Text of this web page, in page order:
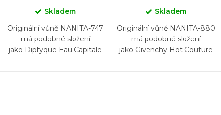
Skladem
Originální vůně NANITA-747
má podobné složení
jako Diptyque Eau Capitale
Skladem
Originální vůně NANITA-880
má podobné složení
jako Givenchy Hot Couture